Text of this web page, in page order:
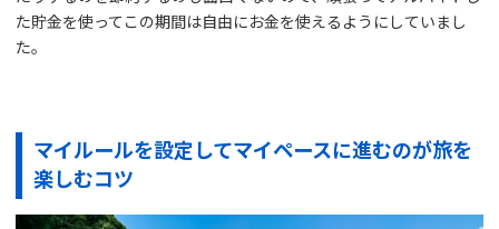
た貯金を使ってこの期間は自由にお金を使えるようにしていまし
た。
マイルールを設定してマイペースに進むのが旅を
楽しむコツ